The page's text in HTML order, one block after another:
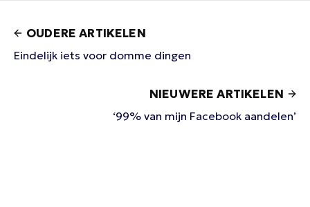
OUDERE ARTIKELEN
Eindelijk iets voor domme dingen
NIEUWERE ARTIKELEN
‘99% van mijn Facebook aandelen’